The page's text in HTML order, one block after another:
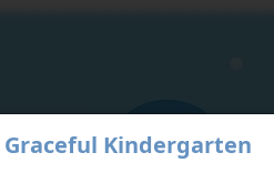
Graceful Kindergarten